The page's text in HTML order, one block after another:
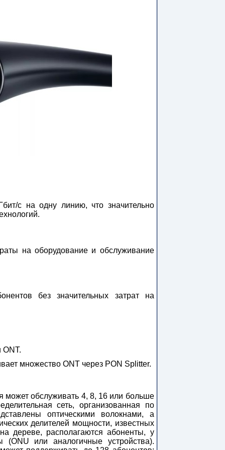
с на одну линию, что значительно
на оборудование и обслуживание
без значительных затрат на
ONT.
множество ONT через PON Splitter.
может обслуживать 4, 8, 16 или больше
сеть, организованная по
оптическими волокнами, а
делителей мощности, известных
дереве, располагаются абоненты, у
(ONU или аналогичные устройства).